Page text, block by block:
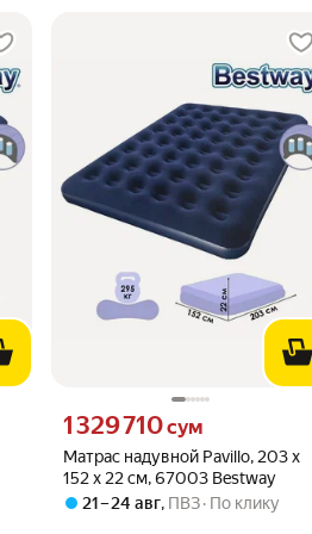
Матрас надувной Pavillo, 203 x
152 x 22 см, 67003 Bestway
Цена 1329710 сум вместо
1 329 710сум
21 – 24 авг, ПВЗ По клику